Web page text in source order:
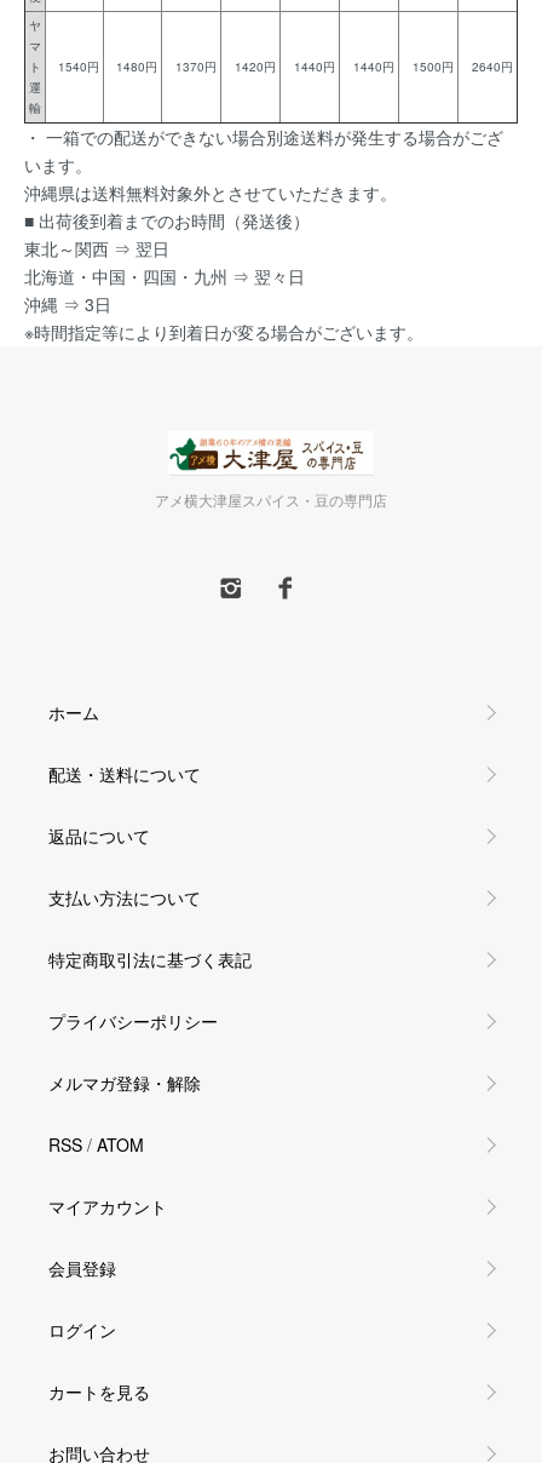
ヤ
マ
ト
運
輸
1540円 1480円 1370円 1420円 1440円 1440円 1500円 2640円
・ 一箱での配送ができない場合別途送料が発生する場合がござ
います。
沖縄県は送料無料対象外とさせていただきます。
■ 出荷後到着までのお時間（発送後）
東北～関西 ⇒ 翌日
北海道・中国・四国・九州 ⇒ 翌々日
沖縄 ⇒ 3日
※時間指定等により到着日が変る場合がございます。
アメ横大津屋スパイス・豆の専門店
ホーム
配送・送料について
返品について
支払い方法について
特定商取引法に基づく表記
プライバシーポリシー
メルマガ登録・解除
RSS / ATOM
マイアカウント
会員登録
ログイン
カートを見る
お問い合わせ